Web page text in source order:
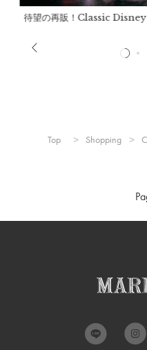
回りが小さめのつくりにな
※ドライクリーニング不可。
ださい。
中国
待望の再販！Classic
Top Shopping